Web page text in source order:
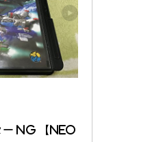
ー NG 【NEO